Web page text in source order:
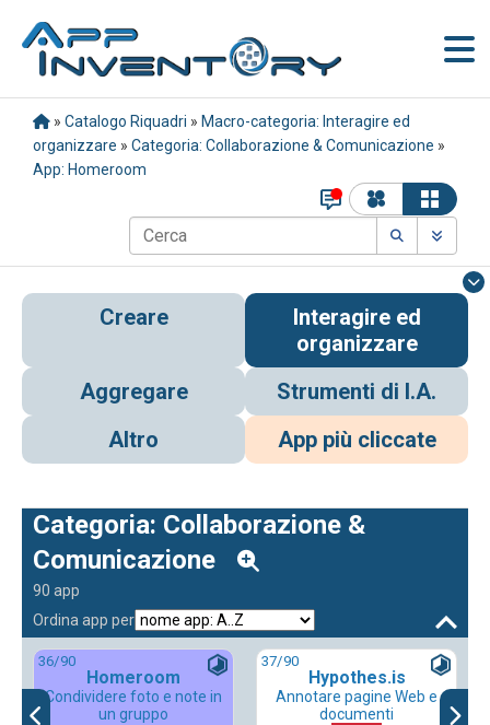
» Catalogo Riquadri » Macro-categoria: Interagire ed
organizzare » Categoria: Collaborazione & Comunicazione »
App: Homeroom
Creare
Interagire ed
organizzare
Aggregare
Strumenti di I.A.
Altro
App più cliccate
Categoria: Collaborazione &
Comunicazione
90 app
Ordina app per
36/90
Homeroom
Condividere foto e note in
un gruppo
37/90
Hypothes.is
Annotare pagine Web e
documenti